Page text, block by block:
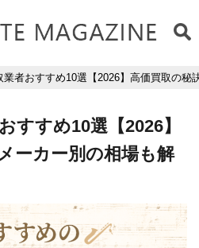
業者おすすめ10選【2026】高価買取の秘
すすめ10選【2026】
ーカー別の相場も解